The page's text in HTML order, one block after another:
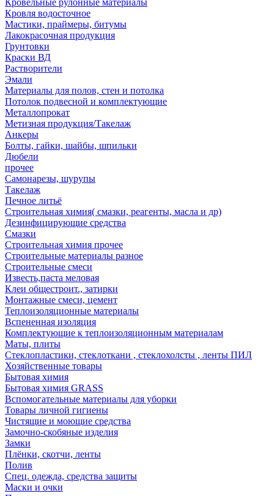
Кровельные рулонные материалы
Кровля водосточное
Мастики, праймеры, битумы
Лакокрасочная продукция
Грунтовки
Краски ВД
Растворители
Эмали
Материалы для полов, стен и потолка
Потолок подвесной и комплектующие
Металлопрокат
Метизная продукция/Такелаж
Анкеры
Болты, гайки, шайбы, шпильки
Дюбели
прочее
Самонарезы, шурупы
Такелаж
Печное литьё
Строительная химия( смазки, реагенты, масла и др)
Дезинфицирующие средства
Смазки
Строительная химия прочее
Строительные материалы разное
Строительные смеси
Известь,паста меловая
Клеи общестроит., затирки
Монтажные смеси, цемент
Теплоизоляционные материалы
Вспененная изоляция
Комплектующие к теплоизоляционным материалам
Маты, плиты
Стеклопластики, стеклоткани , стеклохолсты , ленты ПИЛ
Хозяйственные товары
Бытовая химия
Бытовая химия GRASS
Вспомогательные материалы для уборки
Товары личной гигиены
Чистящие и моющие средства
Замочно-скобяные изделия
Замки
Плёнки, скотчи, ленты
Полив
Спец. одежда, средства защиты
Маски и очки